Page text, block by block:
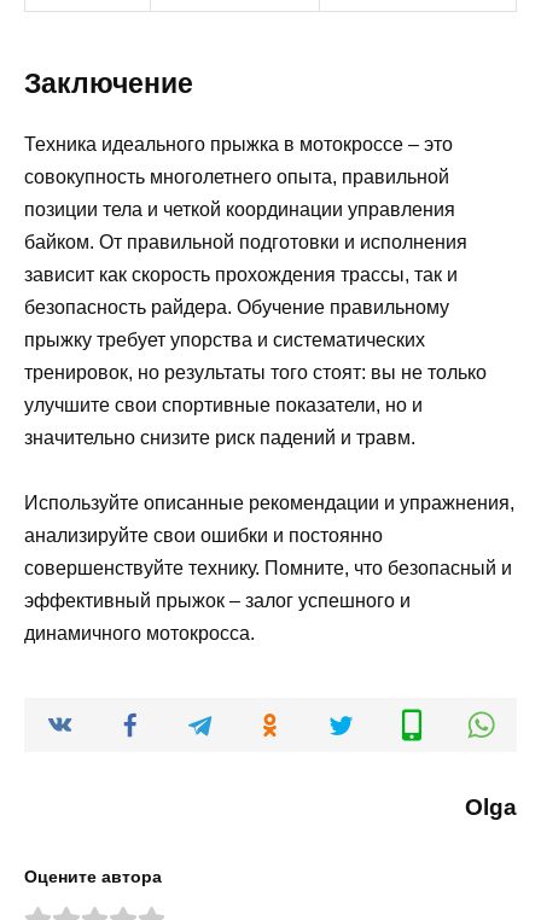
Заключение
Техника идеального прыжка в мотокроссе – это
совокупность многолетнего опыта, правильной
позиции тела и четкой координации управления
байком. От правильной подготовки и исполнения
зависит как скорость прохождения трассы, так и
безопасность райдера. Обучение правильному
прыжку требует упорства и систематических
тренировок, но результаты того стоят: вы не только
улучшите свои спортивные показатели, но и
значительно снизите риск падений и травм.
Используйте описанные рекомендации и упражнения,
анализируйте свои ошибки и постоянно
совершенствуйте технику. Помните, что безопасный и
эффективный прыжок – залог успешного и
динамичного мотокросса.
Olga
Оцените автора